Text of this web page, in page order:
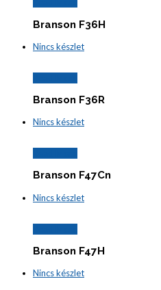
Branson F36H
Nincs készlet
Branson F36R
Nincs készlet
Branson F47Cn
Nincs készlet
Branson F47H
Nincs készlet